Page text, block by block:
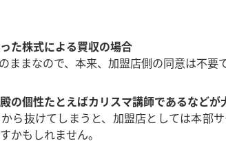
た株式による買収の場合
ままなので、本来、加盟店側の同意は不要で
の個性たとえばカリスマ講師であるなどが
ら抜けてしまうと、加盟店としては本部
かもしれません。